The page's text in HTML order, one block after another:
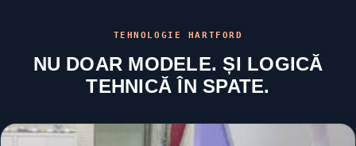
TEHNOLOGIE HARTFORD
NU DOAR MODELE. ȘI LOGICĂ
TEHNICĂ ÎN SPATE.